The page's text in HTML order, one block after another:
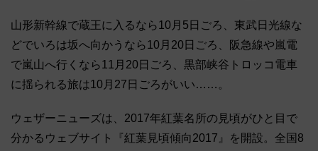
山形新幹線で蔵王に入るなら10月5日ごろ、東武日光線な
どでいろは坂へ向かうなら10月20日ごろ、阪急線や嵐電
で嵐山へ行くなら11月20日ごろ、黒部峡谷トロッコ電車
に揺られる旅は10月27日ごろがいい……。
ウェザーニューズは、2017年紅葉名所の見頃がひと目で
分かるウェブサイト『紅葉見頃傾向2017』を開設。全国8